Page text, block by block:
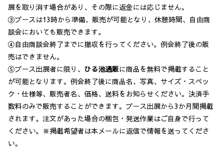
展を取り消す場合があり、その際に返金には応じません。
③ブースは13時から準備、販売が可能となり、休憩時間、自由商
談会においても販売できます。
④自由商談会終了までに撤収を行ってください。例会終了後の販
売はできません。
⑤ブース出展者に限り、 ひる池通販に商品を無料で掲載すること
が可能となります。例会終了後に商品名、写真、サイズ・スペッ
ク・仕様等、販売者名、価格、送料をお知らせください。決済手
数料のみで販売することができます。ブース出展から3か月間掲載
されます。注文があった場合の梱包・発送作業はご自身で行って
ください。※掲載希望者は本メールに返信で情報を送ってくださ
い。